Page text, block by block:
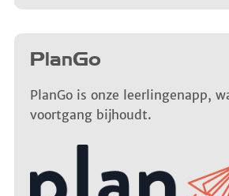
PlanGo
PlanGo is onze leerlingenapp,
voortgang bijhoudt.